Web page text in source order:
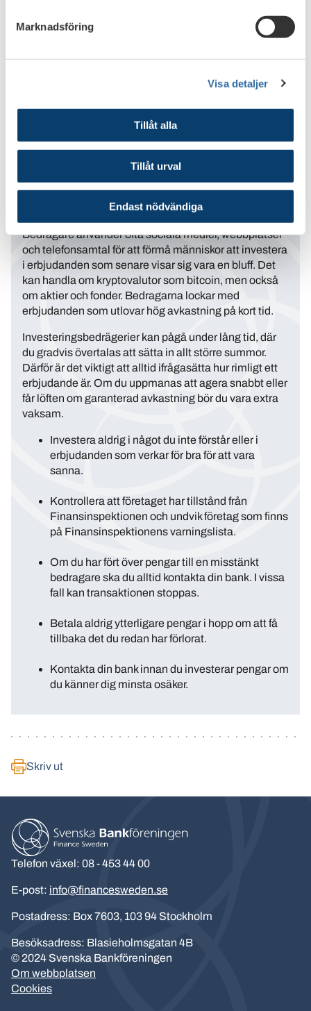
Marknadsföring
Visa detaljer
Tillåt alla
Tillåt urval
Endast nödvändiga
Bedragare använder ofta sociala medier, webbplatser
och telefonsamtal för att förmå människor att investera
i erbjudanden som senare visar sig vara en bluff. Det
kan handla om kryptovalutor som bitcoin, men också
om aktier och fonder. Bedragarna lockar med
erbjudanden som utlovar hög avkastning på kort tid.
Investeringsbedrägerier kan pågå under lång tid, där
du gradvis övertalas att sätta in allt större summor.
Därför är det viktigt att alltid ifrågasätta hur rimligt ett
erbjudande är. Om du uppmanas att agera snabbt eller
får löften om garanterad avkastning bör du vara extra
vaksam.
Investera aldrig i något du inte förstår eller i
erbjudanden som verkar för bra för att vara
sanna.
Kontrollera att företaget har tillstånd från
Finansinspektionen och undvik företag som finns
på Finansinspektionens varningslista.
Om du har fört över pengar till en misstänkt
bedragare ska du alltid kontakta din bank. I vissa
fall kan transaktionen stoppas.
Betala aldrig ytterligare pengar i hopp om att få
tillbaka det du redan har förlorat.
Kontakta din bank innan du investerar pengar om
du känner dig minsta osäker.
Skriv ut
Telefon växel: 08 - 453 44 00
E-post: info@financesweden.se
Postadress: Box 7603, 103 94 Stockholm
Besöksadress: Blasieholmsgatan 4B
© 2024 Svenska Bankföreningen
Om webbplatsen
Cookies